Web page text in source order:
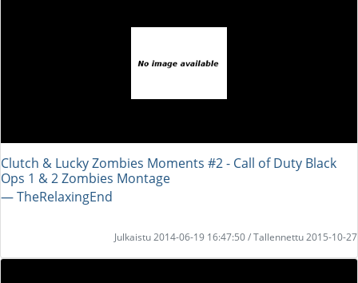
Clutch & Lucky Zombies Moments #2 - Call of Duty Black
Ops 1 & 2 Zombies Montage
― TheRelaxingEnd
Julkaistu 2014-06-19 16:47:50 / Tallennettu 2015-10-27